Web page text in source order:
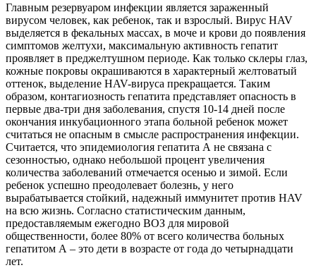
Главным резервуаром инфекции является зараженный
вирусом человек, как ребенок, так и взрослый. Вирус HAV
выделяется в фекальных массах, в моче и крови до появления
симптомов желтухи, максимальную активность гепатит
проявляет в преджелтушном периоде. Как только склеры глаз,
кожные покровы окрашиваются в характерный желтоватый
оттенок, выделение HAV-вируса прекращается. Таким
образом, контагиозность гепатита представляет опасность в
первые два-три дня заболевания, спустя 10-14 дней после
окончания инкубационного этапа больной ребенок может
считаться не опасным в смысле распространения инфекции.
Считается, что эпидемиология гепатита А не связана с
сезонностью, однако небольшой процент увеличения
количества заболеваний отмечается осенью и зимой. Если
ребенок успешно преодолевает болезнь, у него
вырабатывается стойкий, надежный иммунитет против HAV
на всю жизнь. Согласно статистическим данным,
предоставляемым ежегодно ВОЗ для мировой
общественности, более 80% от всего количества больных
гепатитом А – это дети в возрасте от года до четырнадцати
лет.